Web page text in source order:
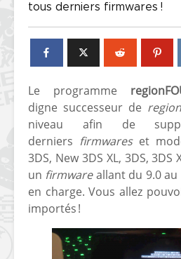
tous derniers firmwares !
Le programme
digne successeur de
niveau afin de
derniers firmwareset
3DS, New 3DS XL, 3DS,
un firmwareallant du 9.0 au
en charge. Vous allez
importés !